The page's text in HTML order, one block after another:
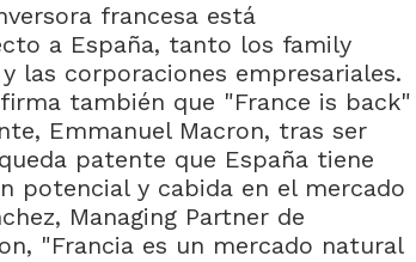
francesa está
a España, tanto los family
las corporaciones empresariales.
también que "France is back"
Emmanuel Macron, tras ser
patente que España tiene
potencial y cabida en el mercado
Managing Partner de
"Francia es un mercado natural